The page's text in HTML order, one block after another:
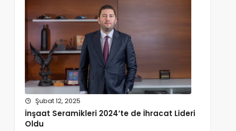
Şubat 12, 2025
İnşaat Seramikleri 2024’te de İhracat Lideri
Oldu